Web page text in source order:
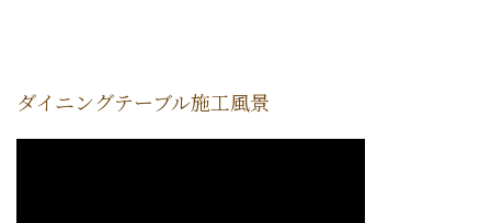
ダイニングテーブル施工風景